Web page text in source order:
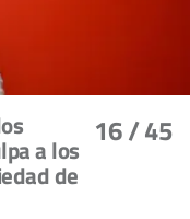
16/ 45
a los
de